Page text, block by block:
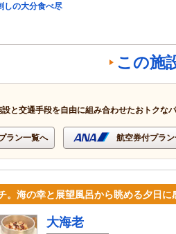
しの大分食べ尽
この施
設と交通手段を自由に組み合わせたおトクな
ラン一覧へ 航空券付プラ
。海の幸と展望風呂から眺める夕日に
大海老